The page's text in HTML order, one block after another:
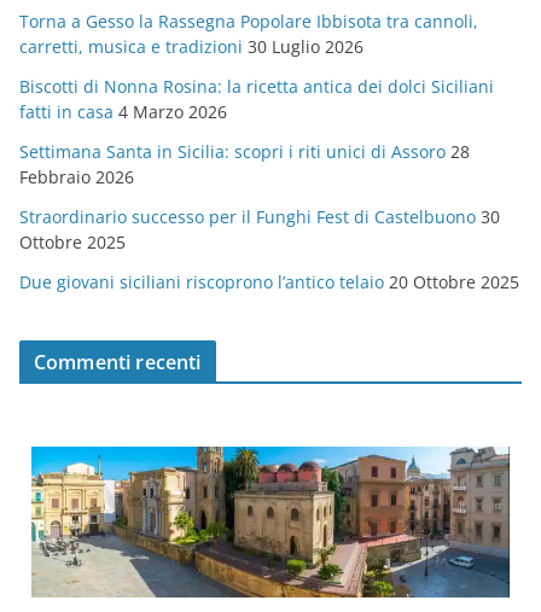
o
r
i
e
Torna a Gesso la Rassegna Popolare Ibbisota tra cannoli,
carretti, musica e tradizioni 30 Luglio 2026
Biscotti di Nonna Rosina: la ricetta antica dei dolci Siciliani
fatti in casa 4 Marzo 2026
Settimana Santa in Sicilia: scopri i riti unici di Assoro 28
Febbraio 2026
Straordinario successo per il Funghi Fest di Castelbuono 30
Ottobre 2025
Due giovani siciliani riscoprono l’antico telaio 20 Ottobre 2025
Commenti recenti